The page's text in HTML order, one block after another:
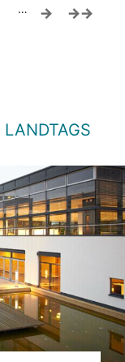
…
LANDTAGS